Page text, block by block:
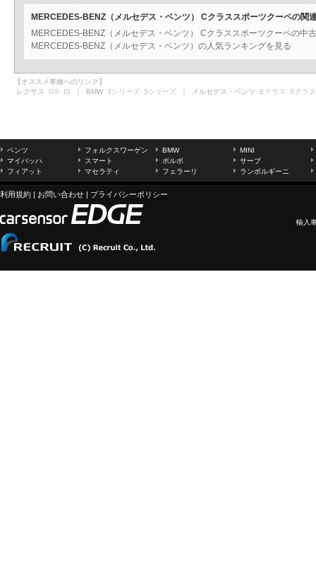
MERCEDES-BENZ（メルセデス・ベンツ） Cクラススポーツクーペの関
MERCEDES-BENZ（メルセデス・ベンツ） Cクラススポーツクーペの中
MERCEDES-BENZ（メルセデス・ベンツ）の人気ランキングを見る
【オススメ車種へのリンク】
レクサス GS IS ｜ BMW 3シリーズ 5シリーズ ｜ メルセデス・ベンツ Eクラス Sクラス
ベンツ フォルクスワーゲン BMW
MINI
マイバッハ
スマート ボルボ
サーブ
フィアット
マセラティ フェラーリ ランボルギーニ
利用規約 | お問い合わせ | プライバシーポリシー
輸入